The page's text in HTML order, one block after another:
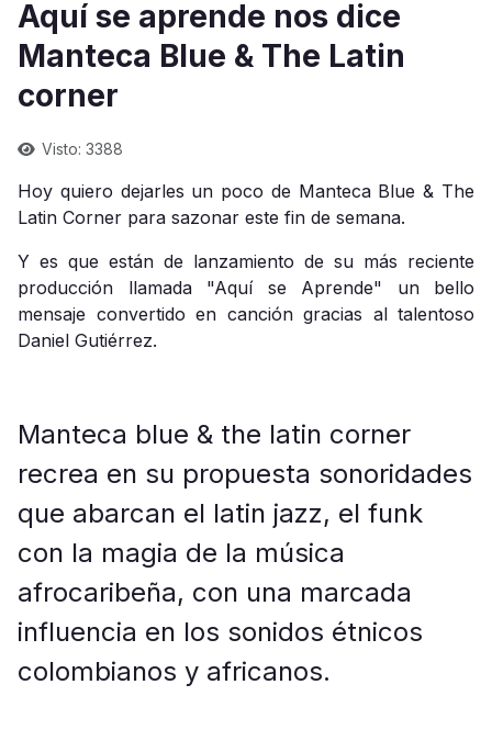
Aquí se aprende nos dice
Manteca Blue & The Latin
corner
Visto: 3388
Hoy quiero dejarles un poco de Manteca Blue & The
Latin Corner para sazonar este fin de semana.
Y es que están de lanzamiento de su más reciente
producción llamada "Aquí se Aprende" un bello
mensaje convertido en canción gracias al talentoso
Daniel Gutiérrez.
Manteca blue & the latin corner
recrea en su propuesta sonoridades
que abarcan el latin jazz, el funk
con la magia de la música
afrocaribeña, con una marcada
influencia en los sonidos étnicos
colombianos y africanos.